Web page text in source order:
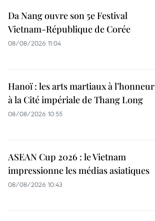
Da Nang ouvre son 5e Festival
Vietnam-République de Corée
08/08/2026 11:04
Hanoï : les arts martiaux à l’honneur
à la Cité impériale de Thang Long
08/08/2026 10:55
ASEAN Cup 2026 : le Vietnam
impressionne les médias asiatiques
08/08/2026 10:43